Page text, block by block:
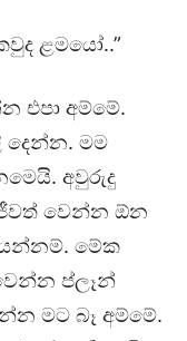
ළමයෝ..”
එපා අම්මේ.
දෙන්න. මම
අවුරුදු
වෙන්න ඕන
මේක
ප්ලෑන්
මට බෑ අම්මේ.